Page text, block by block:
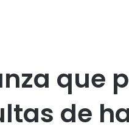
que
de